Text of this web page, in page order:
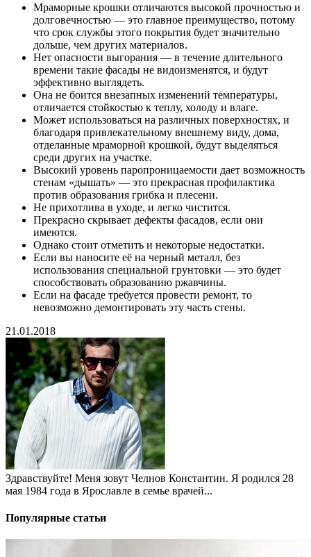
Мраморные крошки отличаются высокой прочностью и
долговечностью — это главное преимущество, потому
что срок службы этого покрытия будет значительно
дольше, чем других материалов.
Нет опасности выгорания — в течение длительного
времени такие фасады не видоизменятся, и будут
эффективно выглядеть.
Она не боится внезапных изменений температуры,
отличается стойкостью к теплу, холоду и влаге.
Может использоваться на различных поверхностях, и
благодаря привлекательному внешнему виду, дома,
отделанные мраморной крошкой, будут выделяться
среди других на участке.
Высокий уровень паропроницаемости дает возможность
стенам «дышать» — это прекрасная профилактика
против образования грибка и плесени.
Не прихотлива в уходе, и легко чистится.
Прекрасно скрывает дефекты фасадов, если они
имеются.
Однако стоит отметить и некоторые недостатки.
Если вы наносите её на черный металл, без
использования специальной грунтовки — это будет
способствовать образованию ржавчины.
Если на фасаде требуется провести ремонт, то
невозможно демонтировать эту часть стены.
21.01.2018
Здравствуйте! Меня зовут Челнов Константин. Я родился 28
мая 1984 года в Ярославле в семье врачей...
Популярные статьи